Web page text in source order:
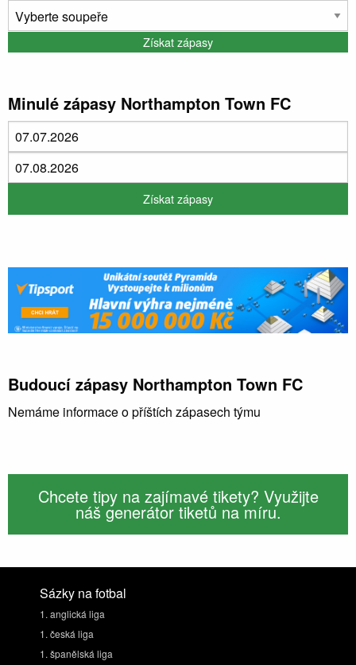
Minulé zápasy Northampton Town FC
Budoucí zápasy Northampton Town FC
Nemáme informace o příštích zápasech týmu
Chcete tipy na zajímavé tikety? Využijte
náš generátor tiketů na míru.
Sázky na fotbal
1. anglická liga
1. česká liga
1. španělská liga